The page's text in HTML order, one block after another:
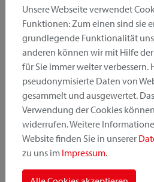
Produktkategorie
Montageposition
Befestigungssystem
Unsere Webseite verwendet
Funktionen: Zum einen sind sie
grundlegende Funktionalität
anderen können wir mit Hilfe
für Sie immer weiter verbessern.
pseudonymisierte Daten von
gesammelt und ausgewertet.
Verwendung der Cookies
widerrufen. Weitere
Website finden Sie in unserer
zu uns im Impressum.